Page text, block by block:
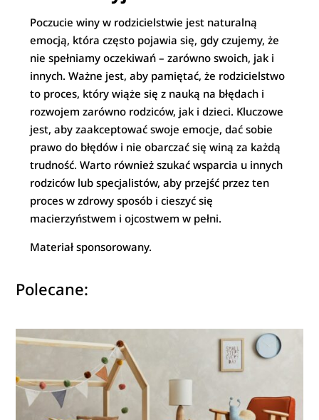
Poczucie winy w rodzicielstwie jest naturalną
emocją, która często pojawia się, gdy czujemy, że
nie spełniamy oczekiwań – zarówno swoich, jak i
innych. Ważne jest, aby pamiętać, że rodzicielstwo
to proces, który wiąże się z nauką na błędach i
rozwojem zarówno rodziców, jak i dzieci. Kluczowe
jest, aby zaakceptować swoje emocje, dać sobie
prawo do błędów i nie obarczać się winą za każdą
trudność. Warto również szukać wsparcia u innych
rodziców lub specjalistów, aby przejść przez ten
proces w zdrowy sposób i cieszyć się
macierzyństwem i ojcostwem w pełni.
Materiał sponsorowany.
Polecane: